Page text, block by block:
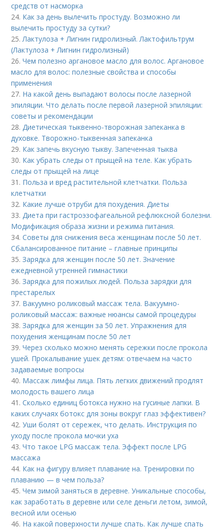
средств от насморка
24. Как за день вылечить простуду. Возможно ли
вылечить простуду за сутки?
25.Лактулоза + Лигнин гидролизный. Лактофильтрум
(Лактулоза + Лигнин гидролизный)
26.Чем полезно аргановое масло для волос. Аргановое
масло для волос: полезные свойства и способы
применения
27. На какой день выпадают волосы после лазерной
эпиляции. Что делать после первой лазерной эпиляции:
советы и рекомендации
28.Диетическая тыквенно-творожная запеканка в
духовке. Творожно-тыквенная запеканка
29. Как запечь вкусную тыкву. Запеченная тыква
30. Как убрать следы от прыщей на теле. Как убрать
следы от прыщей на лице
31. Польза и вред растительной клетчатки. Польза
клетчатки
32. Какие лучше отруби для похудения. Диеты
33.Диета при гастроэзофагеальной рефлюксной болезни.
Модификация образа жизни и режима питания.
34.Советы для снижения веса женщинам после 50 лет.
Сбалансированное питание – главные принципы
35.Зарядка для женщин после 50 лет. Значение
ежедневной утренней гимнастики
36.Зарядка для пожилых людей. Польза зарядки для
престарелых
37. Вакуумно роликовый массаж тела. Вакуумно-
роликовый массаж: важные нюансы самой процедуры
38.Зарядка для женщин за 50 лет. Упражнения для
похудения женщинам после 50 лет
39.Через сколько можно менять сережки после прокола
ушей. Прокалывание ушек детям: отвечаем на часто
задаваемые вопросы
40. Массаж лимфы лица. Пять легких движений продлят
молодость вашего лица
41.Сколько единиц ботокса нужно на гусиные лапки. В
каких случаях ботокс для зоны вокруг глаз эффективен?
42.Уши болят от сережек, что делать. Инструкция по
уходу после прокола мочки уха
43.Что такое LPG массаж тела. Эффект после LPG
массажа
44. Как на фигуру влияет плавание на. Тренировки по
плаванию — в чем польза?
45.Чем зимой заняться в деревне. Уникальные способы,
как заработать в деревне или селе деньги летом, зимой,
весной или осенью
46. На какой поверхности лучше спать. Как лучше спать